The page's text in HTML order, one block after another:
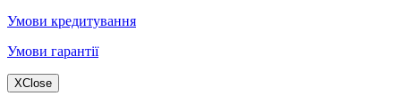
Умови кредитування
Умови гарантії
XClose